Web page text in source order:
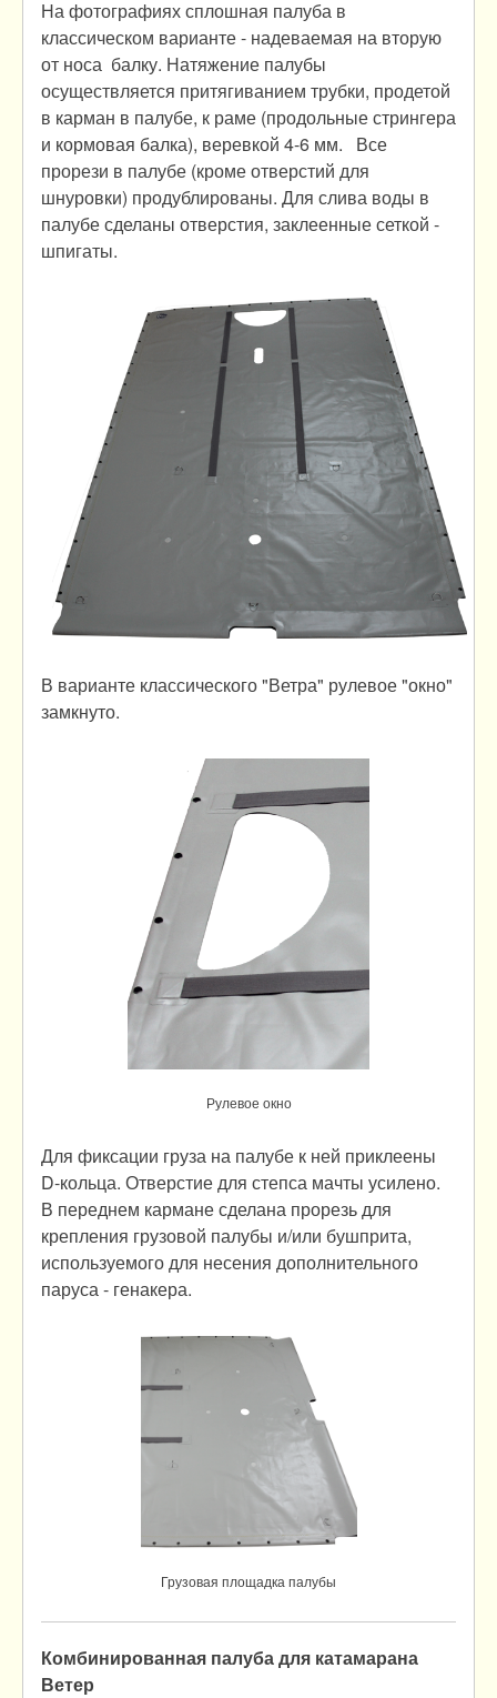
На фотографиях сплошная палуба в
классическом варианте - надеваемая на вторую
от носа балку. Натяжение палубы
осуществляется притягиванием трубки, продетой
в карман в палубе, к раме (продольные стрингера
и кормовая балка), веревкой 4-6 мм. Все
прорези в палубе (кроме отверстий для
шнуровки) продублированы. Для слива воды в
палубе сделаны отверстия, заклеенные сеткой -
шпигаты.
В варианте классического "Ветра" рулевое "окно"
замкнуто.
Рулевое окно
Для фиксации груза на палубе к ней приклеены
D-кольца. Отверстие для степса мачты усилено.
В переднем кармане сделана прорезь для
крепления грузовой палубы и/или бушприта,
используемого для несения дополнительного
паруса - генакера.
Грузовая площадка палубы
Комбинированная палуба для катамарана
Ветер